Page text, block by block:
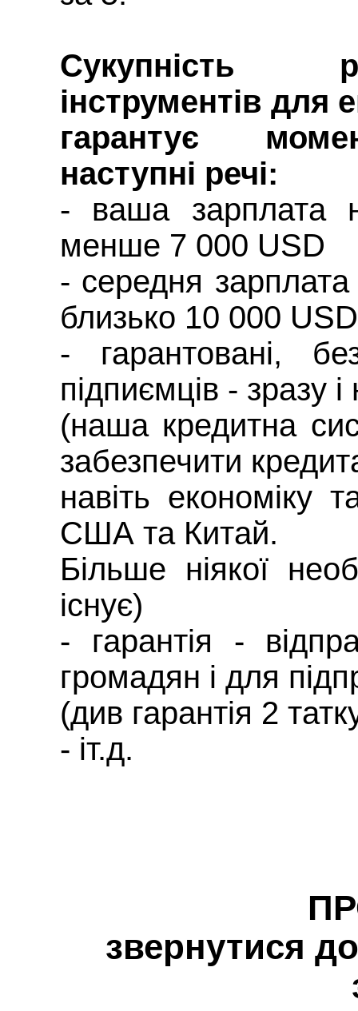
Сукупність
інструментів для
гарантує
наступні речі:
- ваша зарплата
менше 7 000 USD
- середня
близько 10 000 USD
- гарантовані,
підпиємців - зразу
(наша кредитна
забезпечити
навіть економіку
США та Китай.
Більше ніякої
існує)
- гарантія -
громадян і для
(див гарантія 2
- іт.д.
звернутися